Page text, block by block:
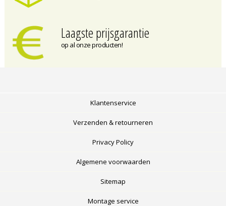
Laagste prijsgarantie
op al onze producten!
Klantenservice
Verzenden & retourneren
Privacy Policy
Algemene voorwaarden
Sitemap
Montage service